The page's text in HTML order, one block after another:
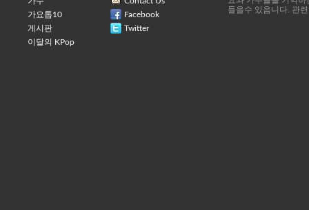
가요톱10
게시판
이달의 KPop
Facebook
Twitter
들을수 있음니다. 관